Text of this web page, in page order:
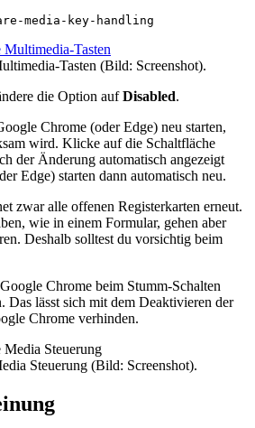
media-key-handling
Tasten (Bild: Screenshot).
die Option aufDisabled.
Chrome (oder Edge) neu starten,
wird. Klicke auf die Schaltfläche
der Änderung automatisch angezeigt
Edge) starten dann automatisch neu.
zwar alle offenen Registerkarten erneut.
wie in einem Formular, gehen aber
Deshalb solltest du vorsichtig beim
Chrome beim Stumm-Schalten
Das lässt sich mit dem Deaktivieren der
Chrome verhinden.
Steuerung (Bild: Screenshot).